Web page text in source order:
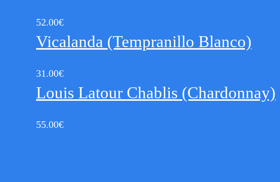
52.00€
Vicalanda (Tempranillo Blanco)
31.00€
Louis Latour Chablis (Chardonnay)
55.00€